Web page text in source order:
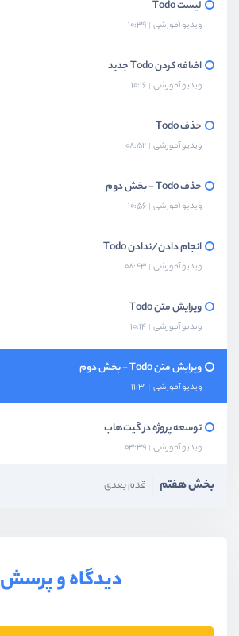
لیست Todo
ویدیو آموزشی 10:39
اضافه کردن Todo جدید
ویدیو آموزشی 10:16
حذف Todo
ویدیو آموزشی 08:52
حذف Todo - بخش دوم
ویدیو آموزشی 10:56
انجام دادن/ندادن Todo
ویدیو آموزشی 08:43
ویرایش متن Todo
ویدیو آموزشی 10:14
ویرایش متن Todo - بخش دوم
ویدیو آموزشی 11:31
توسعه پروژه در گیت‌هاب
ویدیو آموزشی 03:39
بخش هفتم قدم بعدی
دیدگاه و پرسش